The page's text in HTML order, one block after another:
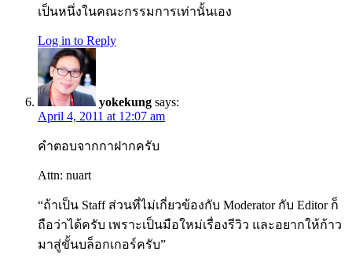
เป็นหนึ่งในคณะกรรมการเท่านั้นเอง
Log in to Reply
yokekung says:
April 4, 2011 at 12:07 am
คำตอบจากกาฝากครับ
Attn: nuart
“ถ้าเป็น Staff ส่วนที่ไม่เกี่ยวข้องกับ Moderator กับ Editor ก็
ถือว่าได้ครับ เพราะเป็นมือใหม่เรื่องรีวิว และอยากให้ก้าว
มาสู่ขั้นบล็อกเกอร์ครับ”